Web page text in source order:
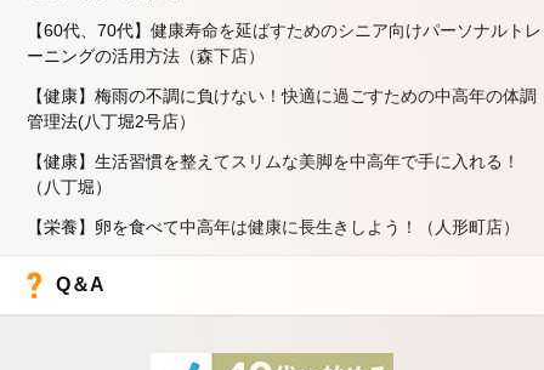
【60代、70代】健康寿命を延ばすためのシニア向けパーソナルトレ
ーニングの活用方法（森下店）
【健康】梅雨の不調に負けない！快適に過ごすための中高年の体調
管理法(八丁堀2号店）
【健康】生活習慣を整えてスリムな美脚を中高年で手に入れる！
（八丁堀）
【栄養】卵を食べて中高年は健康に長生きしよう！（人形町店）
Q＆A